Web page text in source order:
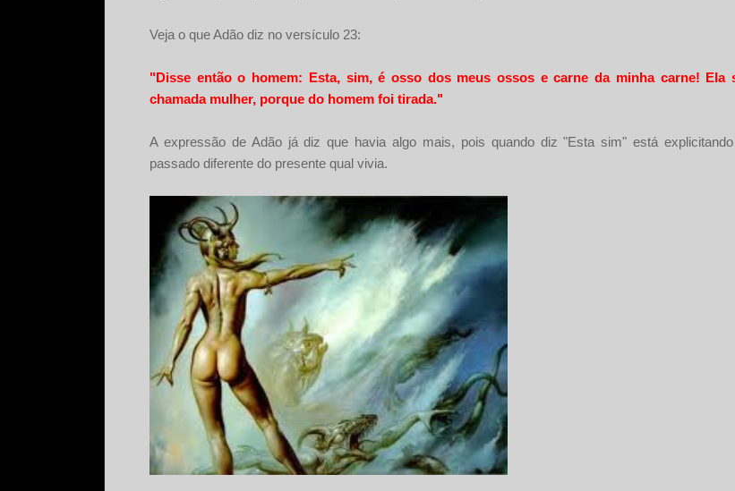
Veja o que Adão diz no versículo 23:
"Disse então o homem: Esta, sim, é osso dos meus ossos e carne da minha carne! Ela
chamada mulher, porque do homem foi tirada."
A expressão de Adão já diz que havia algo mais, pois quando diz "Esta sim" está
passado diferente do presente qual vivia.